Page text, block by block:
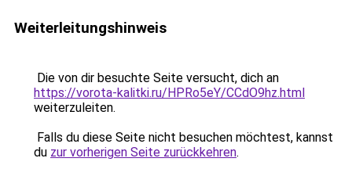
Weiterleitungshinweis
Die von dir besuchte Seite versucht, dich an
https://vorota-kalitki.ru/HPRo5eY/CCdO9hz.html
weiterzuleiten.
Falls du diese Seite nicht besuchen möchtest, kannst
du zur vorherigen Seite zurückkehren.